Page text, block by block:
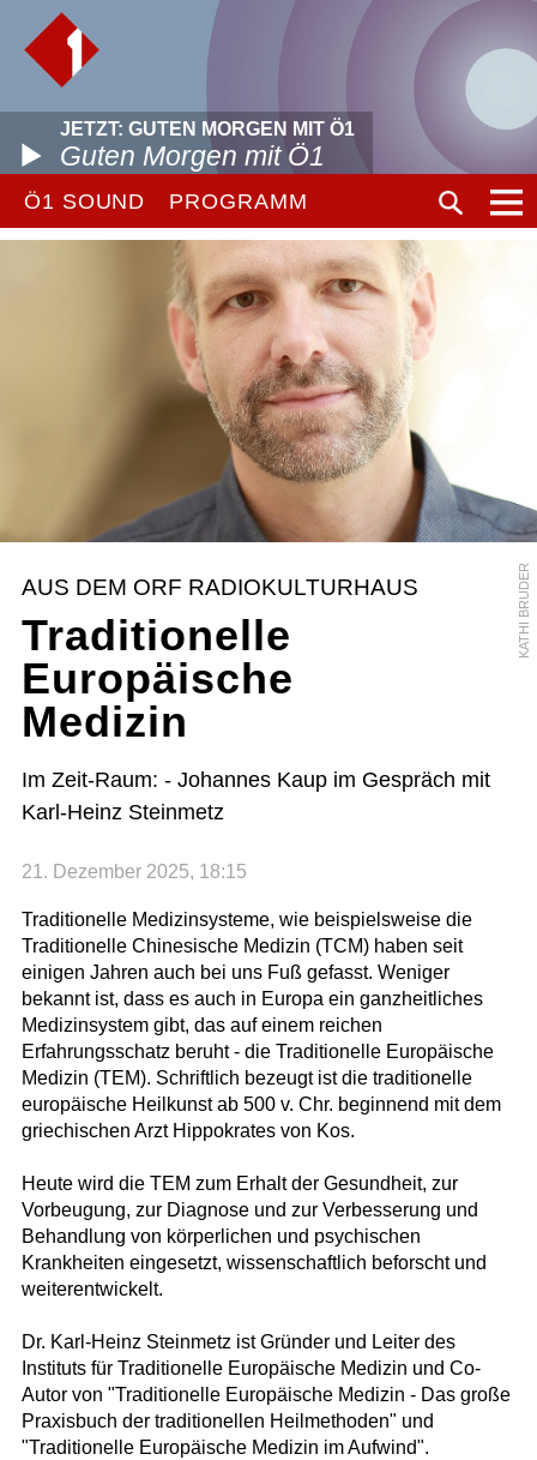
JETZT: GUTEN MORGEN MIT Ö1
Guten Morgen mit Ö1
Ö1 SOUND PROGRAMM
KATHI BRUDER
AUS DEM ORF RADIOKULTURHAUS
Traditionelle
Europäische
Medizin
Im Zeit-Raum: - Johannes Kaup im Gespräch mit
Karl-Heinz Steinmetz
21. Dezember 2025, 18:15
Traditionelle Medizinsysteme, wie beispielsweise die
Traditionelle Chinesische Medizin (TCM) haben seit
einigen Jahren auch bei uns Fuß gefasst. Weniger
bekannt ist, dass es auch in Europa ein ganzheitliches
Medizinsystem gibt, das auf einem reichen
Erfahrungsschatz beruht - die Traditionelle Europäische
Medizin (TEM). Schriftlich bezeugt ist die traditionelle
europäische Heilkunst ab 500 v. Chr. beginnend mit dem
griechischen Arzt Hippokrates von Kos.
Heute wird die TEM zum Erhalt der Gesundheit, zur
Vorbeugung, zur Diagnose und zur Verbesserung und
Behandlung von körperlichen und psychischen
Krankheiten eingesetzt, wissenschaftlich beforscht und
weiterentwickelt.
Dr. Karl-Heinz Steinmetz ist Gründer und Leiter des
Instituts für Traditionelle Europäische Medizin und Co-
Autor von "Traditionelle Europäische Medizin - Das große
Praxisbuch der traditionellen Heilmethoden" und
"Traditionelle Europäische Medizin im Aufwind".